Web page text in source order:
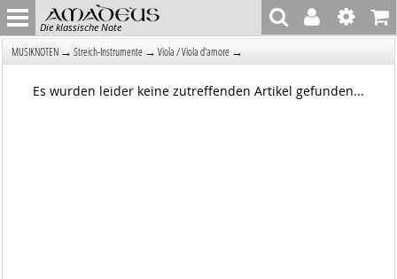
Die klassische Note
MUSIKNOTEN → Streich-Instrumente → Viola / Viola d'amore →
Es wurden leider keine zutreffenden Artikel gefunden...